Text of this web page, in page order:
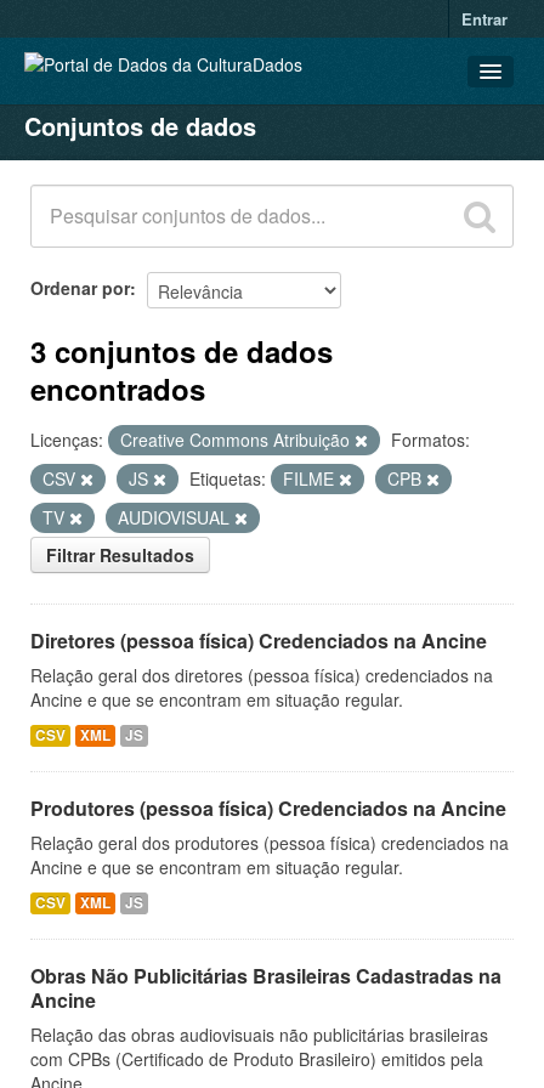
Entrar
CONJUNTOS DE DADOS
ORGANIZAÇÕES
GRUPOS
SOBRE
Conjuntos de dados
Ordenar por
3 conjuntos de dados
encontrados
Licenças: Creative Commons Atribuição
Formatos:
CSV
JS Etiquetas: FILME
CPB
TV
AUDIOVISUAL
Filtrar Resultados
Diretores (pessoa física) Credenciados na Ancine
Relação geral dos diretores (pessoa física) credenciados na
Ancine e que se encontram em situação regular.
CSV XML JS
Produtores (pessoa física) Credenciados na Ancine
Relação geral dos produtores (pessoa física) credenciados na
Ancine e que se encontram em situação regular.
CSV XML JS
Obras Não Publicitárias Brasileiras Cadastradas na
Ancine
Relação das obras audiovisuais não publicitárias brasileiras
com CPBs (Certificado de Produto Brasileiro) emitidos pela
Ancine.